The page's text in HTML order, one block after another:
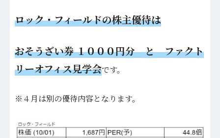
ロック・フィールドの株主優待は
おそうざい券 １０００円分 と ファクト
リーオフィス見学会です。
※４月は別の優待内容となります。